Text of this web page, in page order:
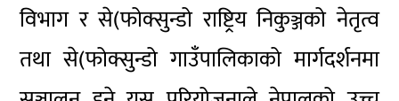
विभाग र से(फोक्सुन्डो राष्ट्रिय निकुञ्जको नेतृत्व
तथा से(फोक्सुन्डो गाउँपालिकाको मार्गदर्शनमा